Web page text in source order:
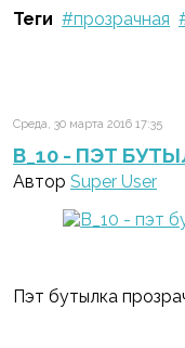
Теги прозрачная
Среда, 30 марта 2016 17:35
B_10 - ПЭТ
Автор Super User
Пэт бутылка